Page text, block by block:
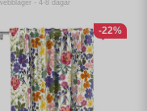
- 4-8 dagar
-22%